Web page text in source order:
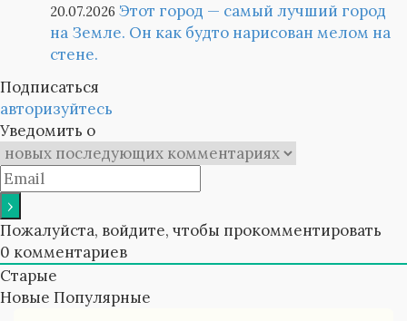
20.07.2026 Этот город — самый лучший город
на Земле. Он как будто нарисован мелом на
стене.
Подписаться
авторизуйтесь
Уведомить о
Пожалуйста, войдите, чтобы прокомментировать
0 комментариев
Старые
Новые Популярные